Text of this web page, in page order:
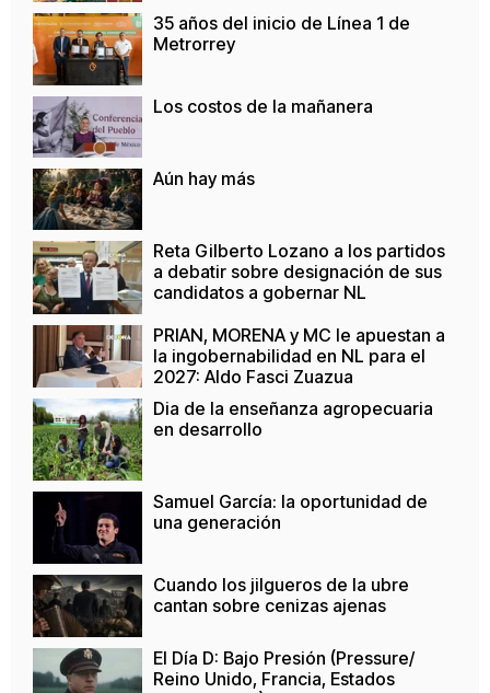
35 años del inicio de Línea 1 de
Metrorrey
Los costos de la mañanera
Aún hay más
Reta Gilberto Lozano a los partidos
a debatir sobre designación de sus
candidatos a gobernar NL
PRIAN, MORENA y MC le apuestan a
la ingobernabilidad en NL para el
2027: Aldo Fasci Zuazua
Dia de la enseñanza agropecuaria
en desarrollo
Samuel García: la oportunidad de
una generación
Cuando los jilgueros de la ubre
cantan sobre cenizas ajenas
El Día D: Bajo Presión (Pressure/
Reino Unido, Francia, Estados